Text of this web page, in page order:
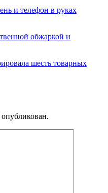
и телефон в руках
обжаркой и
шесть товарных